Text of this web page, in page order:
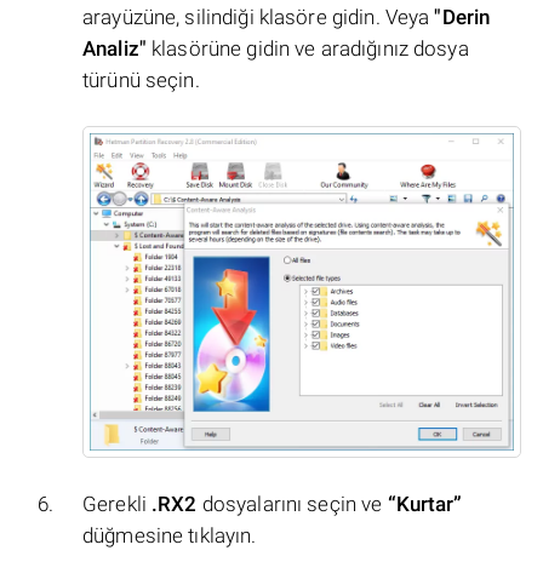
arayüzüne, silindiği klasöre gidin. Veya"Derin
Analiz" klasörüne gidin ve aradığınız dosya
türünü seçin.
Gerekli .RX2 dosyalarını seçin ve “Kurtar”
düğmesine tıklayın.